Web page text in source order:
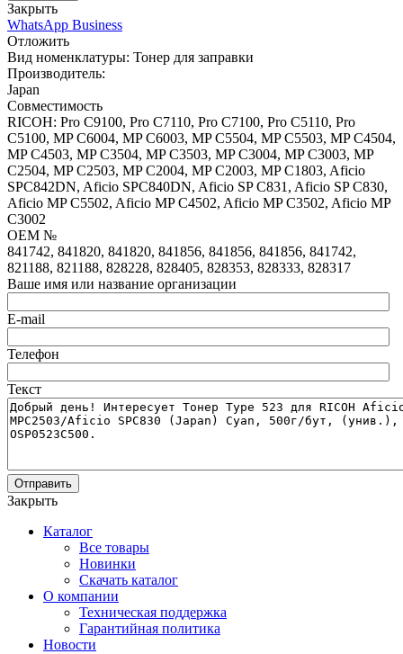
Закрыть
WhatsApp Business
Отложить
Вид номенклатуры: Тонер для заправки
Производитель:
Japan
Совместимость
RICOH: Pro C9100, Pro C7110, Pro C7100, Pro C5110, Pro
C5100, MP C6004, MP C6003, MP C5504, MP C5503, MP C4504,
MP C4503, MP C3504, MP C3503, MP C3004, MP C3003, MP
C2504, MP C2503, MP C2004, MP C2003, MP C1803, Aficio
SPС842DN, Aficio SPС840DN, Aficio SP C831, Aficio SP C830,
Aficio MP C5502, Aficio MP C4502, Aficio MP C3502, Aficio MP
C3002
OEM №
841742, 841820, 841820, 841856, 841856, 841856, 841742,
821188, 821188, 828228, 828405, 828353, 828333, 828317
Ваше имя или название организации
E-mail
Телефон
Текст
Отправить
Закрыть
Каталог
Все товары
Новинки
Скачать каталог
О компании
Техническая поддержка
Гарантийная политика
Новости